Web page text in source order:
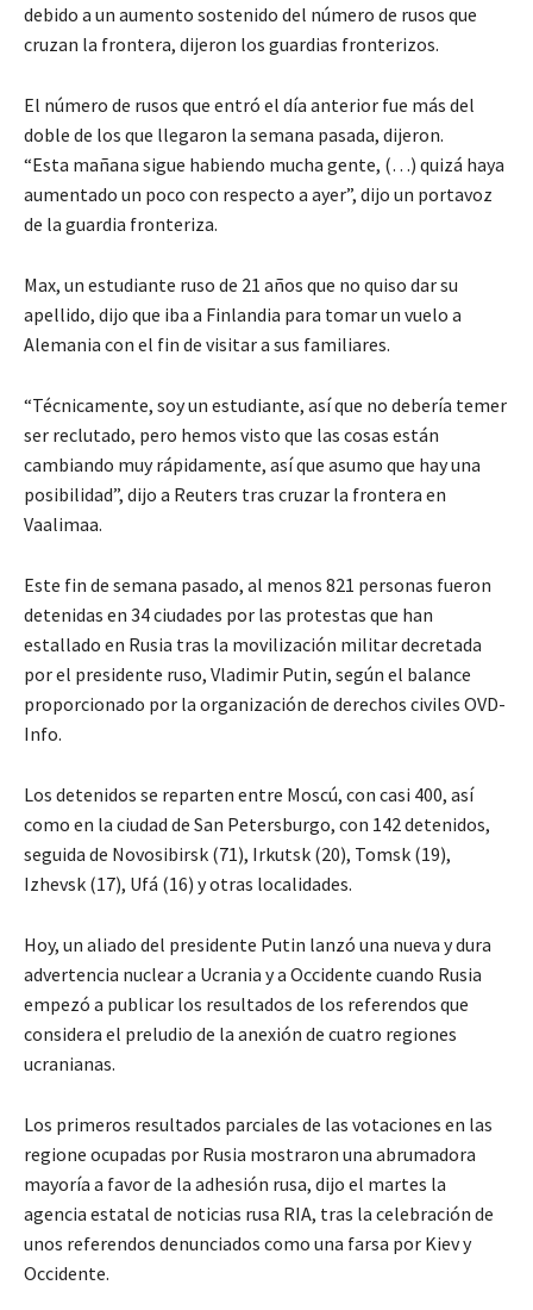
debido a un aumento sostenido del número de rusos que
cruzan la frontera, dijeron los guardias fronterizos.
El número de rusos que entró el día anterior fue más del
doble de los que llegaron la semana pasada, dijeron.
“Esta mañana sigue habiendo mucha gente, (…) quizá haya
aumentado un poco con respecto a ayer”, dijo un portavoz
de la guardia fronteriza.
Max, un estudiante ruso de 21 años que no quiso dar su
apellido, dijo que iba a Finlandia para tomar un vuelo a
Alemania con el fin de visitar a sus familiares.
“Técnicamente, soy un estudiante, así que no debería temer
ser reclutado, pero hemos visto que las cosas están
cambiando muy rápidamente, así que asumo que hay una
posibilidad”, dijo a Reuters tras cruzar la frontera en
Vaalimaa.
Este fin de semana pasado, al menos 821 personas fueron
detenidas en 34 ciudades por las protestas que han
estallado en Rusia tras la movilización militar decretada
por el presidente ruso, Vladimir Putin, según el balance
proporcionado por la organización de derechos civiles OVD-
Info.
Los detenidos se reparten entre Moscú, con casi 400, así
como en la ciudad de San Petersburgo, con 142 detenidos,
seguida de Novosibirsk (71), Irkutsk (20), Tomsk (19),
Izhevsk (17), Ufá (16) y otras localidades.
Hoy, un aliado del presidente Putin lanzó una nueva y dura
advertencia nuclear a Ucrania y a Occidente cuando Rusia
empezó a publicar los resultados de los referendos que
considera el preludio de la anexión de cuatro regiones
ucranianas.
Los primeros resultados parciales de las votaciones en las
regione ocupadas por Rusia mostraron una abrumadora
mayoría a favor de la adhesión rusa, dijo el martes la
agencia estatal de noticias rusa RIA, tras la celebración de
unos referendos denunciados como una farsa por Kiev y
Occidente.